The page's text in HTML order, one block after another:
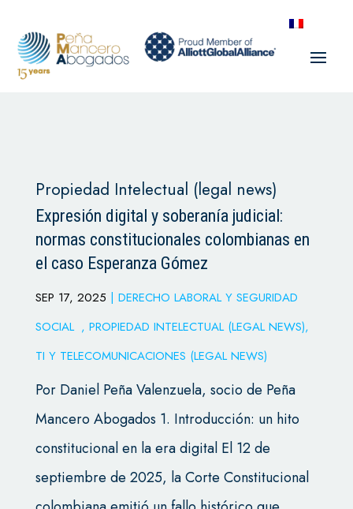
Propiedad Intelectual (legal news)
Expresión digital y soberanía judicial:
normas constitucionales colombianas en
el caso Esperanza Gómez
SEP 17, 2025 | DERECHO LABORAL Y SEGURIDAD
SOCIAL , PROPIEDAD INTELECTUAL (LEGAL NEWS),
TI Y TELECOMUNICACIONES (LEGAL NEWS)
Por Daniel Peña Valenzuela, socio de Peña
Mancero Abogados 1. Introducción: un hito
constitucional en la era digital El 12 de
septiembre de 2025, la Corte Constitucional